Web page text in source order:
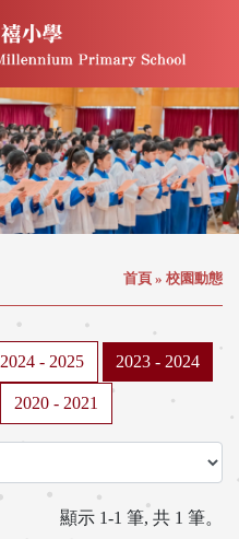
首頁 » 校園動態
2024 - 2025 2023 - 2024
2020 - 2021
顯示 1-1 筆, 共 1 筆。